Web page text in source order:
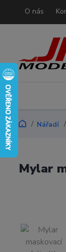
O nás
Nářadí
Mylar